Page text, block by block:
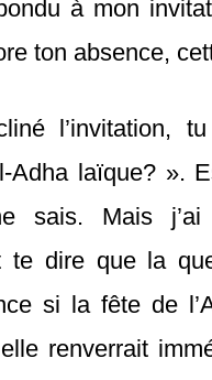
à mon
ton absence,
l’invitation,
Adha laïque? ».
sais. Mais
te dire que la
si la fête de
renverrait